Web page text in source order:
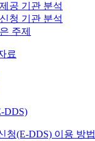
공 기관 분석
청 기관 분석
주제
료
DDS)
청(E-DDS) 이용 방법